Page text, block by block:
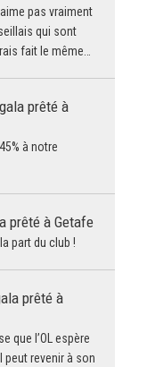
pas vraiment
qui sont
fait le même…
prêté à
à notre
prêté à Getafe
part du club !
prêté à
que l’OL espère
peut revenir à son